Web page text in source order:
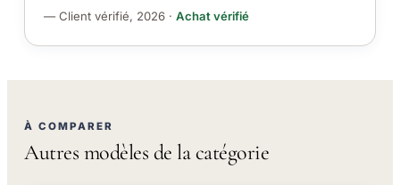
— Client vérifié, 2026 · Achat vérifié
À COMPARER
Autres modèles de la catégorie